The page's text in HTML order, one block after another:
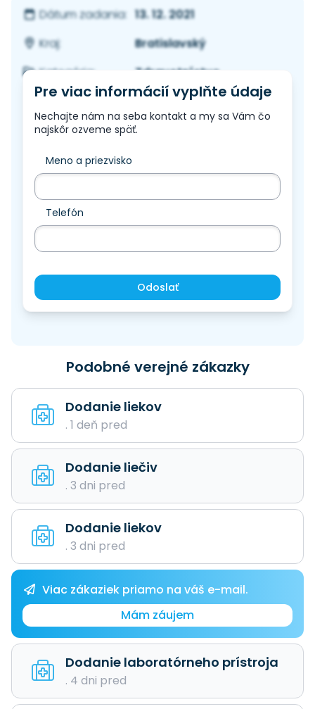
Dátum zadania: 13. 12. 2021
Kraj:
Bratislavský
Kategória:
Zdravotníctvo
Pre viac informácií vyplňte údaje
Nechajte nám na seba kontakt a my sa Vám čo
najskôr ozveme späť.
Meno a priezvisko
Telefón
Odoslať
Podobné verejné zákazky
Dodanie liekov
. 1 deň pred
Dodanie liečiv
. 3 dni pred
Dodanie liekov
. 3 dni pred
Viac zákaziek priamo na váš e-mail.
Mám záujem
Dodanie laboratórneho prístroja
. 4 dni pred